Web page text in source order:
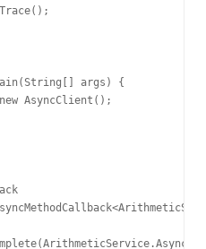
args) {
AsyncClient();